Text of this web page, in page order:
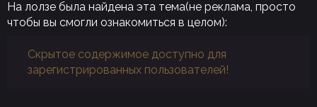
На лолзе была найдена эта тема(не реклама, просто
чтобы вы смогли ознакомиться в целом):
Скрытое содержимое доступно для
зарегистрированных пользователей!